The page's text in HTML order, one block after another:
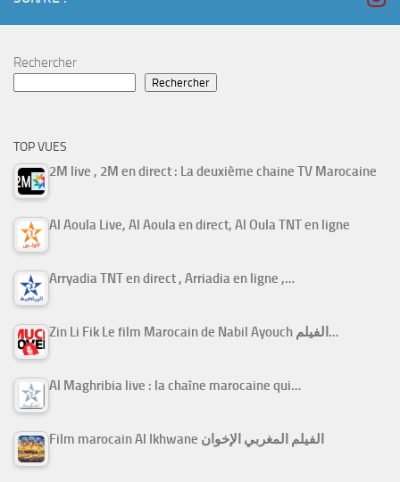
Rechercher
Rechercher
TOP VUES
2M live , 2M en direct : La deuxième chaine TV Marocaine
Al Aoula Live, Al Aoula en direct, Al Oula TNT en ligne
Arryadia TNT en direct , Arriadia en ligne ,…
Zin Li Fik Le film Marocain de Nabil Ayouch الفيلم…
Al Maghribia live : la chaîne marocaine qui…
Film marocain Al Ikhwane الفيلم المغربي الإخوان